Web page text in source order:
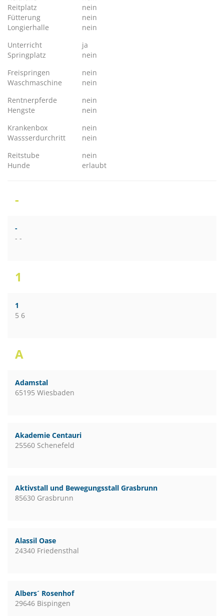
Reitplatz
nein
Fütterung
nein
Longierhalle
nein
Unterricht
ja
Springplatz
nein
Freispringen
nein
Waschmaschine
nein
Rentnerpferde
nein
Hengste
nein
Krankenbox
nein
Wassserdurchritt
nein
Reitstube
nein
Hunde
erlaubt
-
-
- -
1
1
5 6
A
Adamstal
65195 Wiesbaden
Akademie Centauri
25560 Schenefeld
Aktivstall und Bewegungsstall Grasbrunn
85630 Grasbrunn
Alassil Oase
24340 Friedensthal
Albers´ Rosenhof
29646 Bispingen